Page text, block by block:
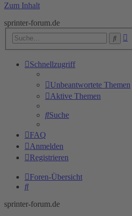
Zum Inhalt
sprinter-forum.de
Suche
Schnellzugriff
Unbeantwortete Themen
Aktive Themen
Suche
FAQ
Anmelden
Registrieren
Foren-Übersicht
Suche
sprinter-forum.de